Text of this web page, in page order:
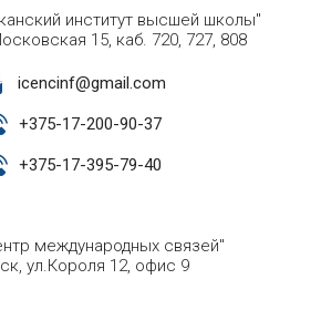
институт высшей школы"
15, каб. 720, 727, 808
icencinf@gmail.com
+375-17-200-90-37
+375-17-395-79-40
международных связей"
ул.Короля 12, офис 9